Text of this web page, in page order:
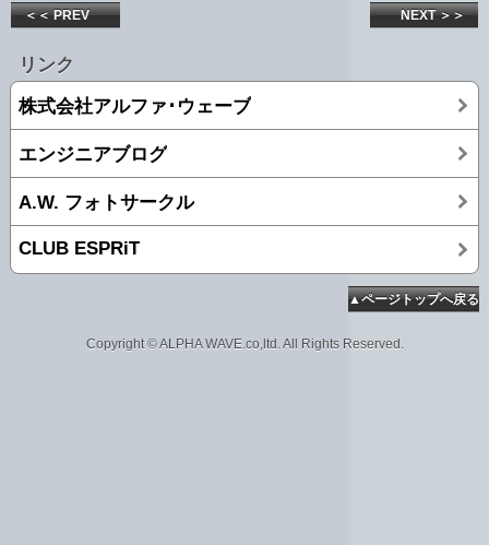
＜＜ PREV NEXT ＞＞
リンク
株式会社アルファ･ウェーブ
エンジニアブログ
A.W. フォトサークル
CLUB ESPRiT
▲ページトップへ戻る
Copyright © ALPHA WAVE.co,ltd. All Rights Reserved.